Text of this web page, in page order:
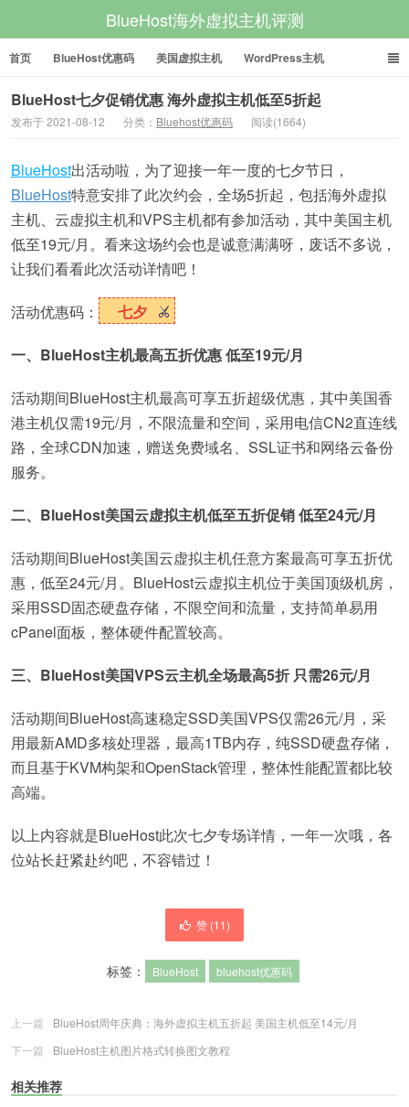
BlueHost海外虚拟主机评测
首页 BlueHost优惠码 美国虚拟主机 WordPress主机
美国VPS 美国服务器
BlueHost七夕促销优惠 海外虚拟主机低至5折起
发布于 2021-08-12 分类： Bluehost优惠码 阅读(1664)
BlueHost出活动啦，为了迎接一年一度的七夕节日，
BlueHost特意安排了此次约会，全场5折起，包括海外虚拟
主机、云虚拟主机和VPS主机都有参加活动，其中美国主机
低至19元/月。看来这场约会也是诚意满满呀，废话不多说，
让我们看看此次活动详情吧！
活动优惠码： 七夕
一、BlueHost主机最高五折优惠 低至19元/月
活动期间BlueHost主机最高可享五折超级优惠，其中美国香
港主机仅需19元/月，不限流量和空间，采用电信CN2直连线
路，全球CDN加速，赠送免费域名、SSL证书和网络云备份
服务。
二、BlueHost美国云虚拟主机低至五折促销 低至24元/月
活动期间BlueHost美国云虚拟主机任意方案最高可享五折优
惠，低至24元/月。BlueHost云虚拟主机位于美国顶级机房，
采用SSD固态硬盘存储，不限空间和流量，支持简单易用
cPanel面板，整体硬件配置较高。
三、BlueHost美国VPS云主机全场最高5折 只需26元/月
活动期间BlueHost高速稳定SSD美国VPS仅需26元/月，采
用最新AMD多核处理器，最高1TB内存，纯SSD硬盘存储，
而且基于KVM构架和OpenStack管理，整体性能配置都比较
高端。
以上内容就是BlueHost此次七夕专场详情，一年一次哦，各
位站长赶紧赴约吧，不容错过！
赞 (11)
标签： BlueHost bluehost优惠码
上一篇
BlueHost周年庆典：海外虚拟主机五折起 美国主机低至14元/月
下一篇
BlueHost主机图片格式转换图文教程
相关推荐